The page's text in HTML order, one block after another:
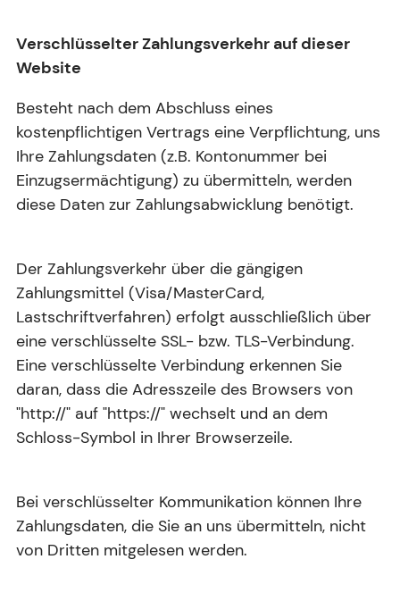
Verschlüsselter Zahlungsverkehr auf dieser
Website
Besteht nach dem Abschluss eines
kostenpflichtigen Vertrags eine Verpflichtung, uns
Ihre Zahlungsdaten (z.B. Kontonummer bei
Einzugsermächtigung) zu übermitteln, werden
diese Daten zur Zahlungsabwicklung benötigt.
Der Zahlungsverkehr über die gängigen
Zahlungsmittel (Visa/MasterCard,
Lastschriftverfahren) erfolgt ausschließlich über
eine verschlüsselte SSL- bzw. TLS-Verbindung.
Eine verschlüsselte Verbindung erkennen Sie
daran, dass die Adresszeile des Browsers von
"http://" auf "https://" wechselt und an dem
Schloss-Symbol in Ihrer Browserzeile.
Bei verschlüsselter Kommunikation können Ihre
Zahlungsdaten, die Sie an uns übermitteln, nicht
von Dritten mitgelesen werden.